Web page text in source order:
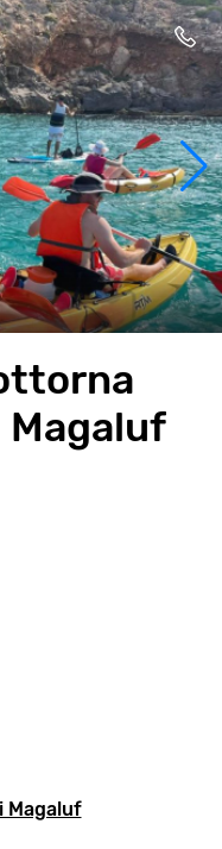
Magaluf
Magaluf